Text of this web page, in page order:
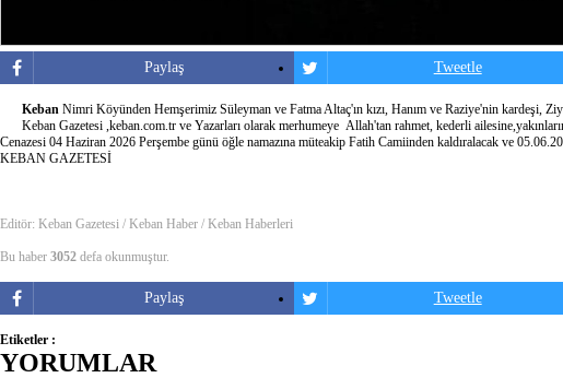
Paylaş Tweetle
Keban Nimri Köyünden Hemşerimiz Süleyman ve Fatma Altaç'ın kızı, Hanım ve Raziye'nin kardeşi,
Keban Gazetesi ,keban.com.tr ve Yazarları olarak merhumeye Allah'tan rahmet, kederli
Cenazesi 04 Haziran 2026 Perşembe günü öğle namazına müteakip Fatih Camiinden kaldıralacak ve
KEBAN GAZETESİ
Editör: Keban Gazetesi / Keban Haber / Keban Haberleri
Bu haber 3052 defa okunmuştur.
Paylaş Tweetle
Etiketler :
YORUMLAR